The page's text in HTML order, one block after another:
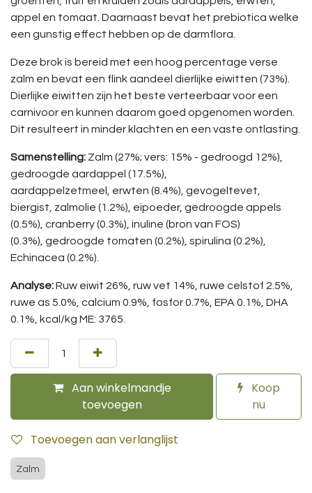
appel en tomaat. Daarnaast bevat het prebiotica welke
een gunstig effect hebben op de darmflora.
Deze brok is bereid met een hoog percentage verse
zalm en bevat een flink aandeel dierlijke eiwitten (73%).
Dierlijke eiwitten zijn het beste verteerbaar voor een
carnivoor en kunnen daarom goed opgenomen worden.
Dit resulteert in minder klachten en een vaste ontlasting.
Samenstelling: Zalm (27%; vers: 15% - gedroogd 12%),
gedroogde aardappel (17.5%),
aardappelzetmeel, erwten (8.4%), gevogeltevet,
biergist, zalmolie (1.2%), eipoeder, gedroogde appels
(0.5%), cranberry (0.3%), inuline (bron van FOS)
(0.3%), gedroogde tomaten (0.2%), spirulina (0.2%),
Echinacea (0.2%).
Analyse:Ruw eiwit 26%, ruw vet 14%, ruwe celstof 2.5%,
ruwe as 5.0%, calcium 0.9%, fosfor 0.7%, EPA 0.1%, DHA
0.1%, kcal/kg ME: 3765.
Aan winkelmandje
toevoegen
Koop
nu
Toevoegen aan verlanglijst
Zalm